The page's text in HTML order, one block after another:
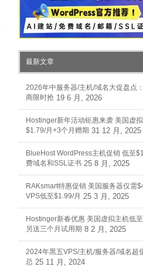
最新文章
2026年中服务器/主机/域名大促盘点
商限时抢 19 6 月, 2026
Hostinger新年活动钜惠来袭 美国虚
$1.79/月+3个月赠期 31 12 月, 2025
BlueHost WordPress主机促销 低至
费域名和SSL证书 25 8 月, 2025
RAKsmart特惠促销 美国服务器仅需
VPS低至$1.99/月 25 3 月, 2025
Hostinger新春优惠 美国虚拟主机低
另送三个月试用期 8 2 月, 2025
2024年黑五VPS/主机/服务器/域名超
总 25 11 月, 2024